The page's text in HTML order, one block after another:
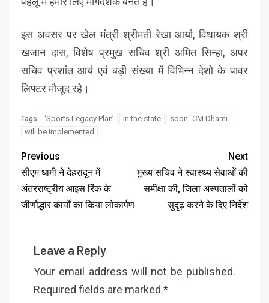
इस अवसर पर खेल मंत्री श्रीमती रेखा आर्या, विधायक श्री
खजान दास, विशेष प्रमुख सचिव श्री अमित सिन्हा, अपर
सचिव प्रशांत आर्य एवं बड़ी संख्या में विभिन्न देशो के पावर
लिफ्टर मौजूद रहे।
Tags: ‘Sports Legacy Plan’ in the state
soon- CM Dhami
will be implemented
Previous
सीएम धामी ने देहरादून में
अंतरराष्ट्रीय आइस रिंक के
जीर्णोद्धार कार्यों का किया लोकार्पण
Next
मुख्य सचिव ने स्वास्थ्य सेवाओं की
समीक्षा की, जिला अस्पतालों को
सुदृढ़ करने के दिए निर्देश
Leave a Reply
Your email address will not be published.
Required fields are marked *